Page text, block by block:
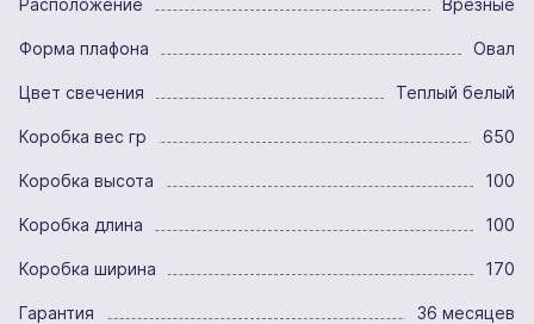
Расположение Врезные
Форма плафона Овал
Цвет свечения Теплый белый
Коробка вес гр 650
Коробка высота 100
Коробка длина 100
Коробка ширина 170
Гарантия 36 месяцев